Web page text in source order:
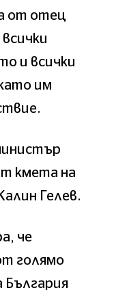
от отец
и всички
им
кмета на
Гелев.
че
голямо
България